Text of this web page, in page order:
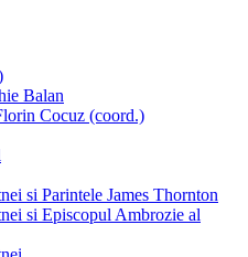
Balan
Cocuz (coord.)
si Parintele James Thornton
si Episcopul Ambrozie al